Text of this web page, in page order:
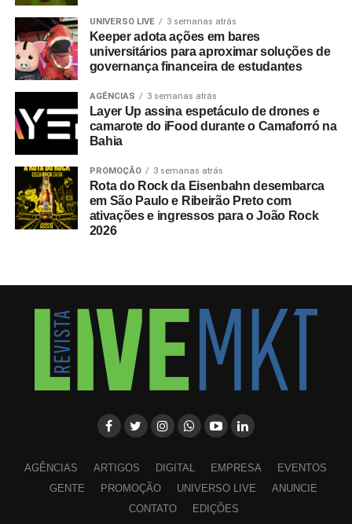
UNIVERSO LIVE 3 semanas atrás
Keeper adota ações em bares
universitários para aproximar soluções de
governança financeira de estudantes
AGÊNCIAS 3 semanas atrás
Layer Up assina espetáculo de drones e
camarote do iFood durante o Camaforró na
Bahia
PROMOÇÃO 3 semanas atrás
Rota do Rock da Eisenbahn desembarca
em São Paulo e Ribeirão Preto com
ativações e ingressos para o João Rock
2026
AGÊNCIAS ARTIGOS DIGITAL EMPRESA
EVENTOS
GENTE
PROMOÇÃO UNIVERSO LIVE
ANUNCIE
CONTATO
EDIÇÕES